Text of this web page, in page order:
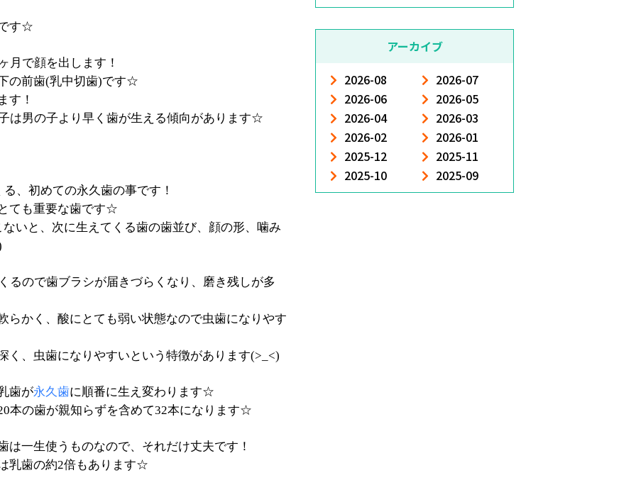
す☆
月で顔を出します！
の前歯(乳中切歯)です☆
す！
は男の子より早く歯が生える傾向があります☆
、初めての永久歯の事です！
ても重要な歯です☆
いと、次に生えてくる歯の歯並び、顔の形、噛み
るので歯ブラシが届きづらくなり、磨き残しが多
らかく、酸にとても弱い状態なので虫歯になりやす
く、虫歯になりやすいという特徴があります(>_<)
歯が永久歯に順番に生え変わります☆
本の歯が親知らずを含めて32本になります☆
一生使うものなので、それだけ丈夫です！
乳歯の約2倍もあります☆
アーカイブ
2026-08
2026-07
2026-06
2026-05
2026-04
2026-03
2026-02
2026-01
2025-12
2025-11
2025-10
2025-09